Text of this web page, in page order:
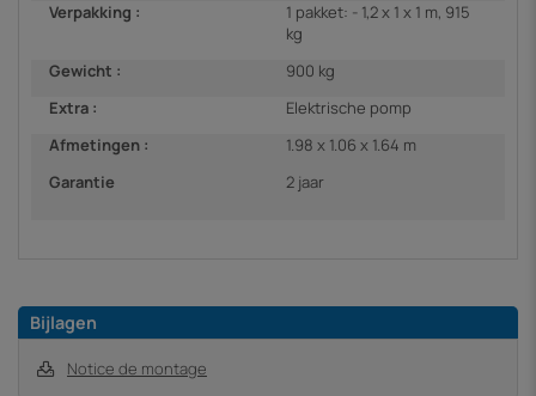
Verpakking :
1 pakket: - 1,2 x 1 x 1 m, 915
kg
Gewicht :
900 kg
Extra :
Elektrische pomp
Afmetingen :
1.98 x 1.06 x 1.64 m
Garantie
2 jaar
Bijlagen
Notice de montage